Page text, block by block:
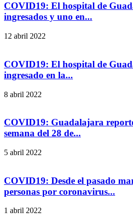
COVID19: El hospital de
ingresados y uno en...
12 abril 2022
COVID19: El hospital de
ingresado en la...
8 abril 2022
COVID19: Guadalajara
semana del 28 de...
5 abril 2022
COVID19: Desde el pasado
personas por coronavirus...
1 abril 2022